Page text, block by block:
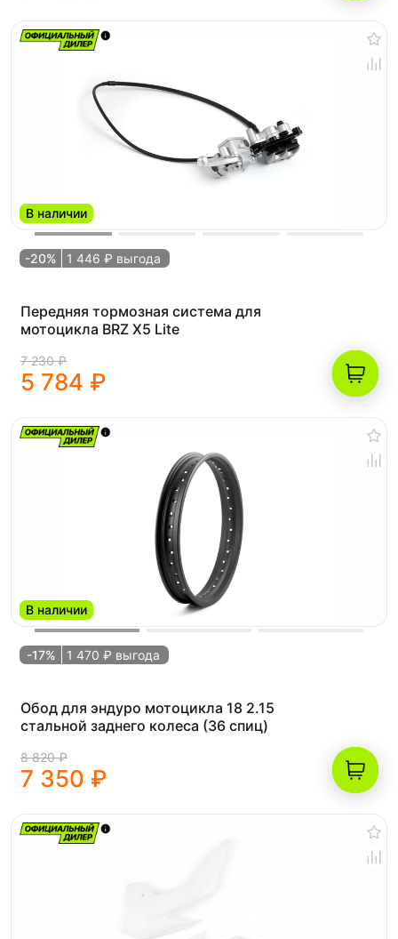
В наличии
-20% 1 446 ₽ выгода
Передняя тормозная система для
мотоцикла BRZ X5 Lite
7 230 ₽
5 784 ₽
В наличии
-17% 1 470 ₽ выгода
Обод для эндуро мотоцикла 18 2.15
стальной заднего колеса (36 спиц)
8 820 ₽
7 350 ₽